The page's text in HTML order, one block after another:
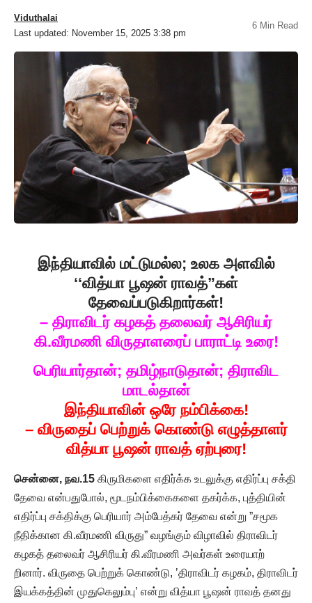
Last updated: November 15, 2025 3:38 pm
Viduthalai
6 Min Read
இந்தியாவில் மட்டுமல்ல; உலக அளவில்
‘‘வித்யா பூஷன் ராவத்”கள்
தேவைப்படுகிறார்கள்!
– திராவிடர் கழகத் தலைவர் ஆசிரியர்
கி.வீரமணி விருதாளரைப் பாராட்டி உரை!
பெரியார்தான்; தமிழ்நாடுதான்; திராவிட
மாடல்தான்
இந்தியாவின் ஒரே நம்பிக்கை!
– விருதைப் பெற்றுக் கொண்டு எழுத்தாளர்
வித்யா பூஷன் ராவத் ஏற்புரை!
சென்னை, நவ.15 கிருமிகளை எதிர்க்க உடலுக்கு எதிர்ப்பு சக்தி
தேவை என்பதுபோல், மூடநம்பிக்கைகளை தகர்க்க, புத்தியின்
எதிர்ப்பு சக்திக்கு பெரியார் அம்பேத்கர் தேவை என்று ”சமூக
நீதிக்கான கி.வீரமணி விருது” வழங்கும் விழாவில் திராவிடர்
கழகத் தலைவர் ஆசிரியர் கி.வீரமணி அவர்கள் உரையாற்
றினார். விருதை பெற்றுக் கொண்டு, ’திராவிடர் கழகம், திராவிடர்
இயக்கத்தின் முதுகெலும்பு’ என்று வித்யா பூஷன் ராவத் தனது